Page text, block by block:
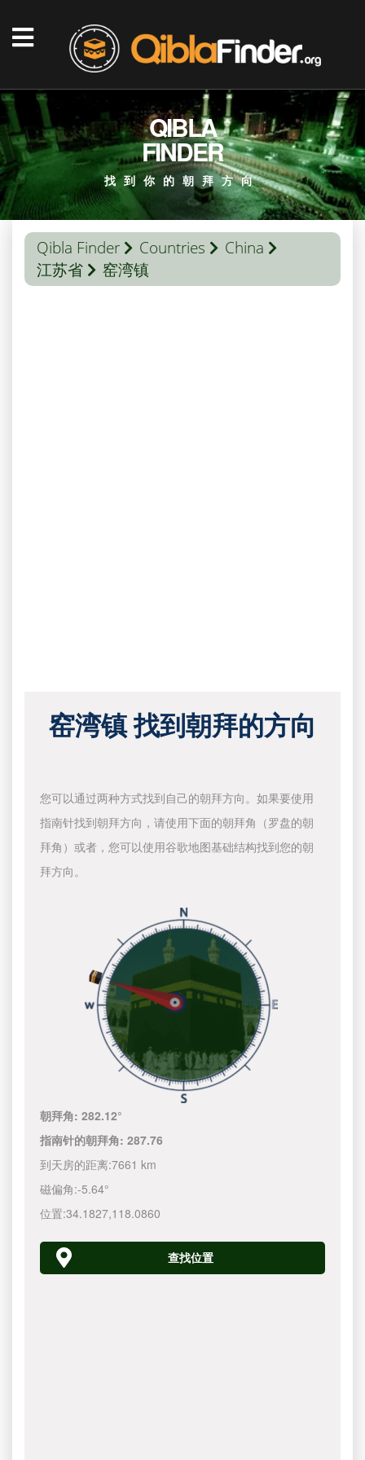
QIBLA
FINDER
找到你的朝拜方向
Qibla Finder Countries
China
江苏省
窑湾镇
窑湾镇 找到朝拜的方向
您可以通过两种方式找到自己的朝拜方向。如果要使用
指南针找到朝拜方向，请使用下面的朝拜角（罗盘的朝
拜角）或者，您可以使用谷歌地图基础结构找到您的朝
拜方向。
朝拜角:282.12°
指南针的朝拜角:287.76
到天房的距离:7661 km
磁偏角:-5.64°
位置:34.1827,118.0860
查找位置